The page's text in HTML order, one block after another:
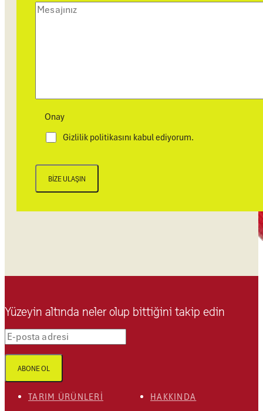
Onay
Gizlilik politikasını kabul ediyorum.
BIZE ULAŞIN
TARIM ÜRÜNLERI
HAKKINDA
Yüzeyin altında neler olup bittiğini takip edin
E-posta adresi
ABONE OL